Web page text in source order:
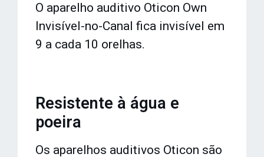
O aparelho auditivo Oticon Own
Invisível-no-Canal fica invisível em
9 a cada 10 orelhas.
Resistente à água e
poeira
Os aparelhos auditivos Oticon são